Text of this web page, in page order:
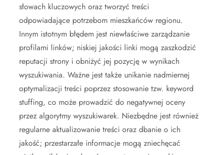
słowach kluczowych oraz tworzyć treści
odpowiadające potrzebom mieszkańców regionu.
Innym istotnym błędem jest niewłaściwe zarządzanie
profilami linków; niskiej jakości linki mogą zaszkodzić
reputacji strony i obniżyć jej pozycję w wynikach
wyszukiwania. Ważne jest także unikanie nadmiernej
optymalizacji treści poprzez stosowanie tzw. keyword
stuffing, co może prowadzić do negatywnej oceny
przez algorytmy wyszukiwarek. Niezbędne jest również
regularne aktualizowanie treści oraz dbanie o ich
jakość; przestarzałe informacje mogą zniechęcać